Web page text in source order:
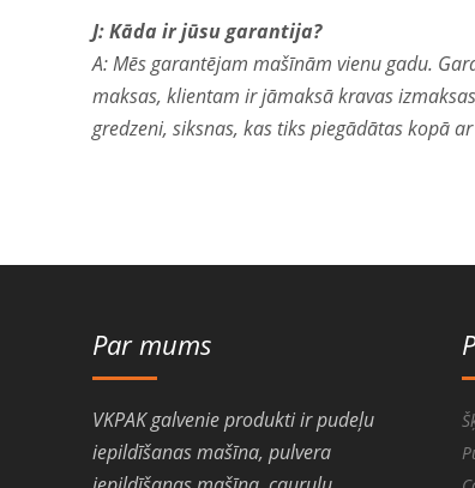
J: Kāda ir jūsu garantija?
A: Mēs garantējam mašīnām vienu gadu.
maksas, klientam ir jāmaksā kravas
gredzeni, siksnas, kas tiks piegādātas kopā
Par mums
VKPAK galvenie produkti ir pudeļu
iepildīšanas mašīna, pulvera